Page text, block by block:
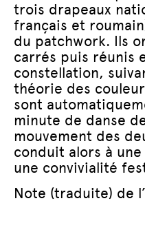
trois drapeaux
français et
du patchwork. Ils
carrés puis réunis
constellation,
théorie des
sont
minute de danse
mouvement des
conduit alors à
une convivialité
Note (traduite) de